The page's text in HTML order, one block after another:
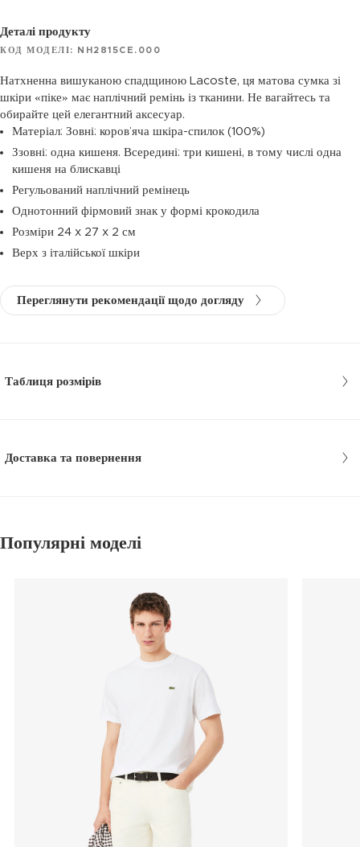
Деталі продукту
КОД МОДЕЛІ: NH2815CE.000
Натхненна вишуканою спадщиною Lacoste, ця матова сумка зі
шкіри «піке» має наплічний ремінь із тканини. Не вагайтесь та
обирайте цей елегантний аксесуар.
Матеріал: Зовні: коров’яча шкіра-спилок (100%)
Ззовні: одна кишеня. Всередині: три кишені, в тому числі одна
кишеня на блискавці
Регульований наплічний ремінець
Однотонний фірмовий знак у формі крокодила
Розміри 24 x 27 x 2 см
Верх з італійської шкіри
Переглянути рекомендації щодо догляду
Таблиця розмірів
Доставка та повернення
Популярні моделі